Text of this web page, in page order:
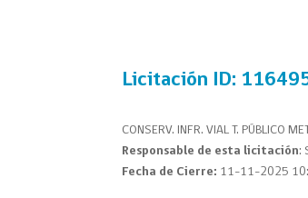
Licitación ID:
CONSERV. INFR. VIAL T. PÚBLICO
Responsable de esta licitación:
Fecha de Cierre: 11-11-2025